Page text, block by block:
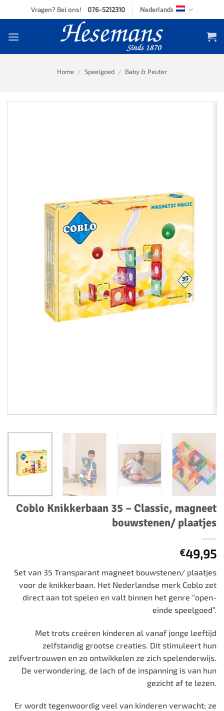
to
Vragen? Bel ons! 076-5212310 Nederlands
Home / Speelgoed / Baby & Peuter
Coblo Knikkerbaan 35 – Classic, magneet
bouwstenen/ plaatjes
€49,95
Set van 35 Transparant magneet bouwstenen/ plaatjes
voor de knikkerbaan. Het Nederlandse merk Coblo zet
direct aan tot spelen en valt binnen het genre “open-
einde speelgoed”.
Met trots creëren kinderen al vanaf jonge leeftijd
zelfstandig grootse creaties. Dit stimuleert hun
zelfvertrouwen en zo ontwikkelen ze zich spelenderwijs.
De verwondering, de lach of de inspanning is van hun
gezicht af te lezen.
Er wordt tegenwoordig veel van kinderen verwacht; ze